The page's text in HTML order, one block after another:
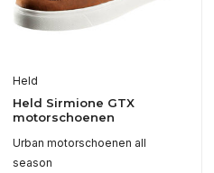
Held
Held Sirmione GTX
motorschoenen
Urban motorschoenen all
season